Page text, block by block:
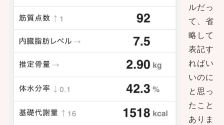
ルだっ
て、省
略して
表記す
ればい
いのに
と思っ
たこと
ありま